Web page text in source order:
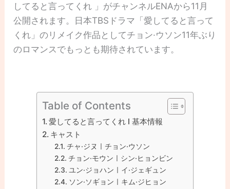
してると言ってくれ 」がチャンネルENAから11月
公開されます。日本TBSドラマ「愛してると言って
くれ」のリメイク作品としてチョン·ウソン11年ぶり
のロマンスでもっとも期待されています。
Table of Contents
愛してると言ってくれ l 基本情報
キャスト
チャ·ジヌㅣチョン·ウソン
チョン·モウンㅣシン·ヒョンビン
ユン·ジョハンㅣイ·ジェギュン
ソン·ソギョンㅣキム·ジヒョン